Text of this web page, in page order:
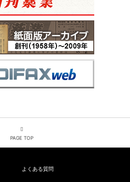
PAGE TOP
よくある質問